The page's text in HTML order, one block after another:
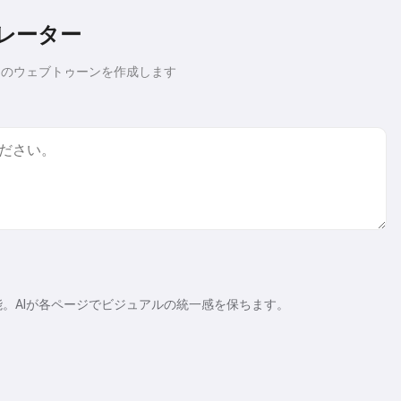
ーター
ウェブトゥーンを作成します
AIが各ページでビジュアルの統一感を保ちます。